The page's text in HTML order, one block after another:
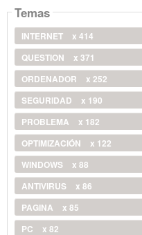
Temas
INTERNET
x 414
QUESTION
x 371
ORDENADOR
x 252
SEGURIDAD
x 190
PROBLEMA
x 182
OPTIMIZACIÓN
x 122
WINDOWS
x 88
ANTIVIRUS
x 86
PAGINA
x 85
PC
x 82